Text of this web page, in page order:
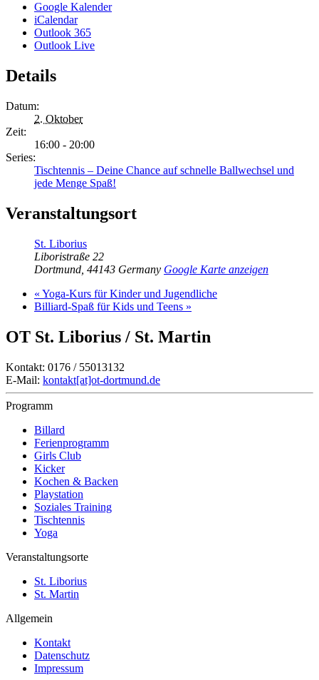
Google Kalender
iCalendar
Outlook 365
Outlook Live
Details
Datum:
2. Oktober
Zeit:
16:00 - 20:00
Series:
Tischtennis – Deine Chance auf schnelle Ballwechsel und
jede Menge Spaß!
Veranstaltungsort
St. Liborius
Liboristraße 22
Dortmund 44143 Germany Google Karte anzeigen
« Yoga-Kurs für Kinder und Jugendliche
Billiard-Spaß für Kids und Teens »
OT St. Liborius / St. Martin
Kontakt: 0176 / 55013132
E-Mail: kontakt[at]ot-dortmund.de
Programm
Billard
Ferienprogramm
Girls Club
Kicker
Kochen & Backen
Playstation
Soziales Training
Tischtennis
Yoga
Veranstaltungsorte
St. Liborius
St. Martin
Allgemein
Kontakt
Datenschutz
Impressum